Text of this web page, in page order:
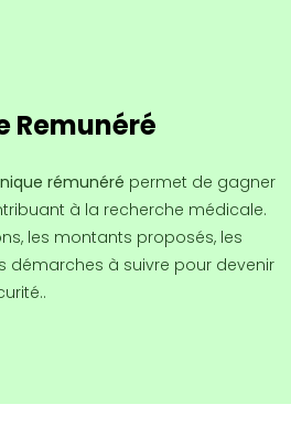
Remunéré
rémunéré permet de gagner
à la recherche médicale.
les montants proposés, les
démarches à suivre pour devenir